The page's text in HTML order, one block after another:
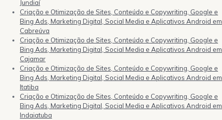
Jundiaí
Criação e Otimização de Sites, Conteúdo e Copywriting, Google e
Bing Ads, Marketing Digital, Social Media e Aplicativos Android em
Cabreúva
Criação e Otimização de Sites, Conteúdo e Copywriting, Google e
Bing Ads, Marketing Digital, Social Media e Aplicativos Android em
Cajamar
Criação e Otimização de Sites, Conteúdo e Copywriting, Google e
Bing Ads, Marketing Digital, Social Media e Aplicativos Android em
Itatiba
Criação e Otimização de Sites, Conteúdo e Copywriting, Google e
Bing Ads, Marketing Digital, Social Media e Aplicativos Android em
Indaiatuba